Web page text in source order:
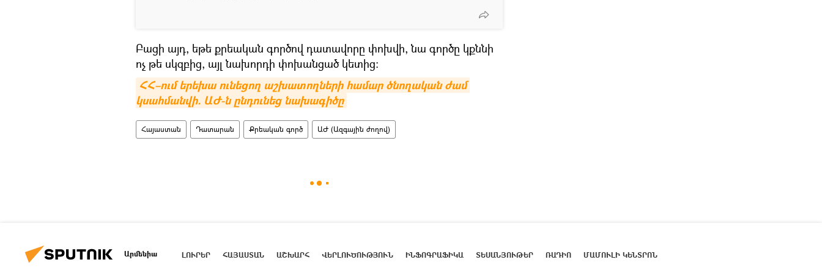
Բացի այդ, եթե քրեական գործով դատավորը փոխվի, նա գործը կքննի
ոչ թե սկզբից, այլ նախորդի փոխանցած կետից։
ՀՀ–ում երեխա ունեցող աշխատողների համար ծնողական ժամ
կսահմանվի. ԱԺ-ն ընդունեց նախագիծը
Հայաստան Դատարան Քրեական գործ ԱԺ (Ազգային ժողով)
Արմենիա ԼՈՒՐԵՐ ՀԱՅԱՍՏԱՆ ԱՇԽԱՐՀ ՎԵՐԼՈՒԾՈՒԹՅՈՒՆ ԻՆՖՈԳՐԱՖԻԿԱ ՏԵՍԱՆՅՈՒԹԵՐ ՌԱԴԻՈ ՄԱՄՈՒԼԻ ԿԵՆՏՐՈՆ